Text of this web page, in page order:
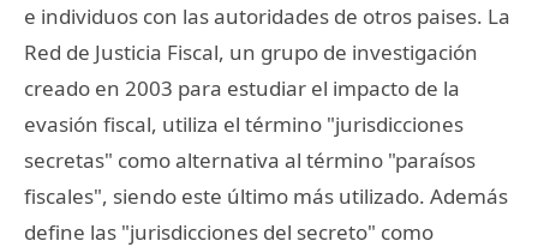
e individuos con las autoridades de otros paises. La
Red de Justicia Fiscal, un grupo de investigación
creado en 2003 para estudiar el impacto de la
evasión fiscal, utiliza el término "jurisdicciones
secretas" como alternativa al término "paraísos
fiscales", siendo este último más utilizado. Además
define las "jurisdicciones del secreto" como